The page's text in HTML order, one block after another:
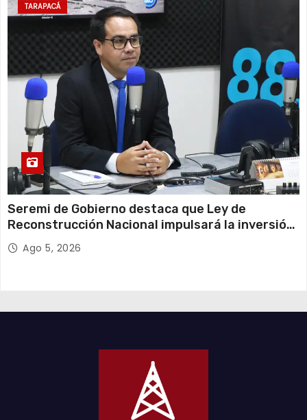
TARAPACÁ
Seremi de Gobierno destaca que Ley de
Reconstrucción Nacional impulsará la inversión
y el empleo en Tarapacá
Ago 5, 2026